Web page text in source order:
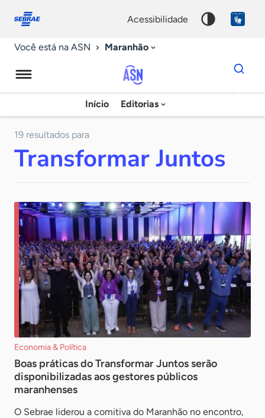
conosco
acessibilidade
Você está na ASN Maranhão
Agência
Sebrae
Notícias
Início Editorias
Dados
para
chave
19 resultados para
Transformar Juntos
Economia & Política
Boas práticas do Transformar Juntos serão
disponibilizadas aos gestores públicos
maranhenses
O Sebrae liderou a comitiva do Maranhão no encontro,